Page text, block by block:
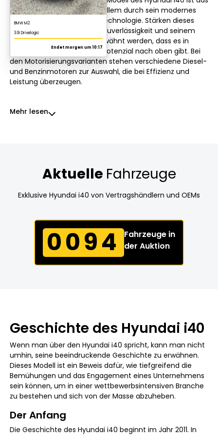
2019er Modell. Es glänzt vor allem durch sein modernes
Design und die innovative Technologie. Stärken dieses
Modells liegen klar in seiner Zuverlässigkeit und seinem
Komfort. Trotzdem sollte erwähnt werden, dass es in
Sachen Fahrdynamik noch Potenzial nach oben gibt. Bei
den Motorisierungsvarianten stehen verschiedene Diesel-
und Benzinmotoren zur Auswahl, die bei Effizienz und
Leistung überzeugen.
Mehr lesen
Aktuelle Fahrzeuge
Exklusive Hyundai i40 von Vertragshändlern und OEMs
0094
Fahrzeuge in
der Auktion
Geschichte des Hyundai i40
Wenn man über den Hyundai i40 spricht, kann man nicht
umhin, seine beeindruckende Geschichte zu erwähnen.
Dieses Modell ist ein Beweis dafür, wie tiefgreifend die
Bemühungen und das Engagement eines Unternehmens
sein können, um in einer wettbewerbsintensiven Branche
zu bestehen und sich von der Masse abzuheben.
Der Anfang
Die Geschichte des Hyundai i40 beginnt im Jahr 2011. In